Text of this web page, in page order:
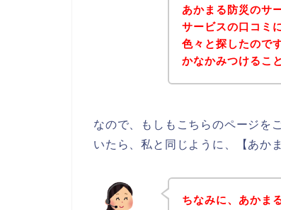
あかまる防災のサ
サービスの口コミ
色々と探したので
かなかみつけるこ
なので、もしもこちらのページを
いたら、私と同じように、【あ
ちなみに、あかま